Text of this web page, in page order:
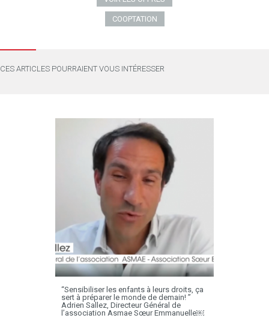
COOPTATION
CES ARTICLES POURRAIENT VOUS INTÉRESSER
“Sensibiliser les enfants à leurs droits, ça
sert à préparer le monde de demain! ”
Adrien Sallez, Directeur Général de
l’association Asmae Sœur Emmanuelle￼